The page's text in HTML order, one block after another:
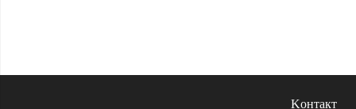
Kонтакт